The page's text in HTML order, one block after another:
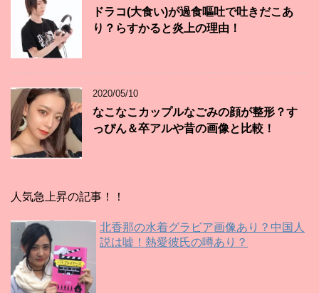
ドラコ(大食い)が過食嘔吐で吐きだこあ
り？らすかると炎上の理由！
2020/05/10
なこなこカップルなごみの顔が整形？す
っぴん＆卒アルや昔の画像と比較！
人気急上昇の記事！！
北香那の水着グラビア画像あり？中国人
説は嘘！熱愛彼氏の噂あり？